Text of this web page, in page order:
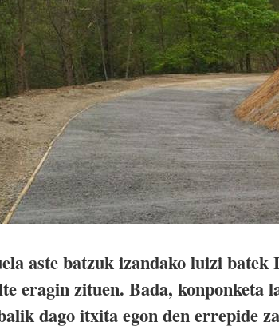
aste batzuk izandako luizi
eragin zituen. Bada, konponketa
dago itxita egon den errepide